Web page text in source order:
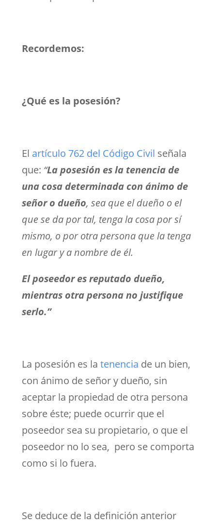
Recordemos:
¿Qué es la posesión?
El artículo 762 del Código Civil señala
que: “La posesión es la tenencia de
una cosa determinada con ánimo de
señor o dueño, sea que el dueño o el
que se da por tal, tenga la cosa por sí
mismo, o por otra persona que la tenga
en lugar y a nombre de él.
El poseedor es reputado dueño,
mientras otra persona no justifique
serlo.”
La posesión es la tenencia de un bien,
con ánimo de señor y dueño, sin
aceptar la propiedad de otra persona
sobre éste; puede ocurrir que el
poseedor sea su propietario, o que el
poseedor no lo sea, pero se comporta
como si lo fuera.
Se deduce de la definición anterior